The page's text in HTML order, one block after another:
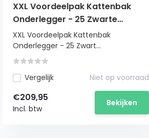
XXL Voordeelpak Kattenbak
Onderlegger - 25 Zwarte
Matten 60x45cm -
Kattenbakvulling
Opvangsysteem
XXL Voordeelpak Kattenbak
Onderlegger - 25 Zwart...
Vergelijk Niet op voorraad
€209,95
Incl. btw
Bekijken